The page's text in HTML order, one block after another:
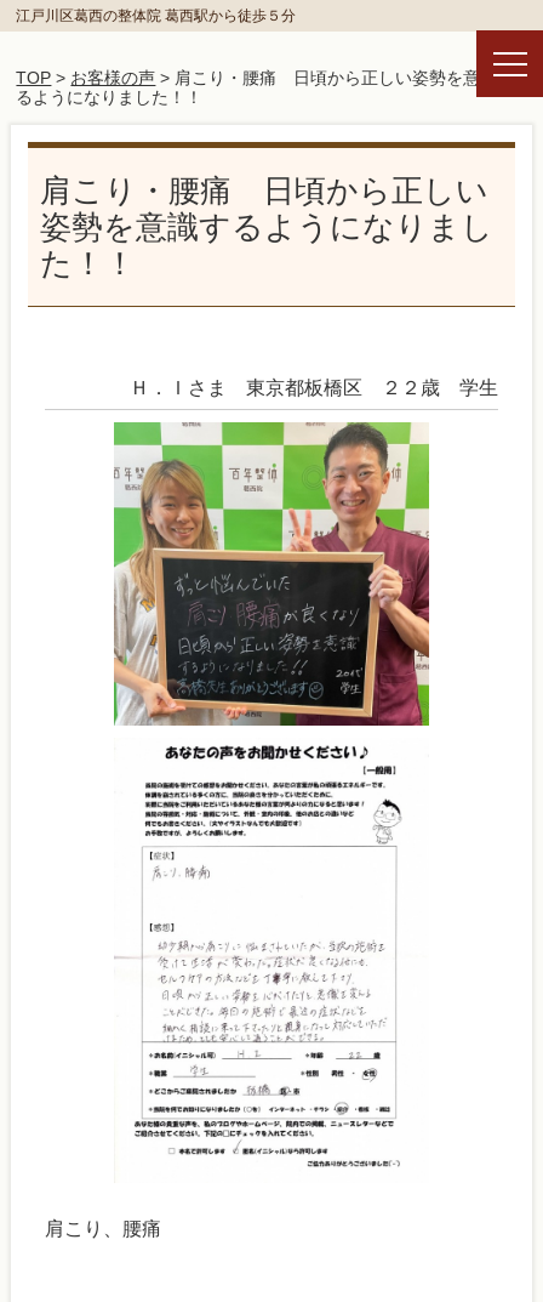
江戸川区葛西の整体院 葛西駅から徒歩５分
TOP > お客様の声 > 肩こり・腰痛 日頃から正しい姿勢を意識す
るようになりました！！
肩こり・腰痛 日頃から正しい
姿勢を意識するようになりまし
た！！
Ｈ．Ｉさま 東京都板橋区 ２２歳 学生
肩こり、腰痛